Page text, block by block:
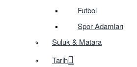
Futbol
Spor Adamları
Suluk & Matara
Tarih